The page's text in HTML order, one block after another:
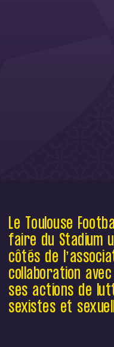
toujours
la Mairie
actions
violences
football.
Le Toulouse
faire du Stadium
côtés de
collaboration
ses actions de
sexistes et